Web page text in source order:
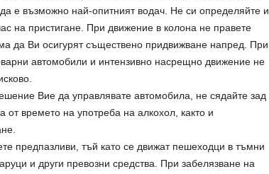
е възможно най-опитният водач. Не си определяйте и
на пристигане. При движение в колона не правете
да Ви осигурят съществено придвижване напред. При
автомобили и интензивно насрещно движение не
Вие да управлявате автомобила, не сядайте зад
времето на употреба на алкохол, както и
предпазливи, тъй като се движат пешеходци в тъмни
и други превозни средства. При забелязване на